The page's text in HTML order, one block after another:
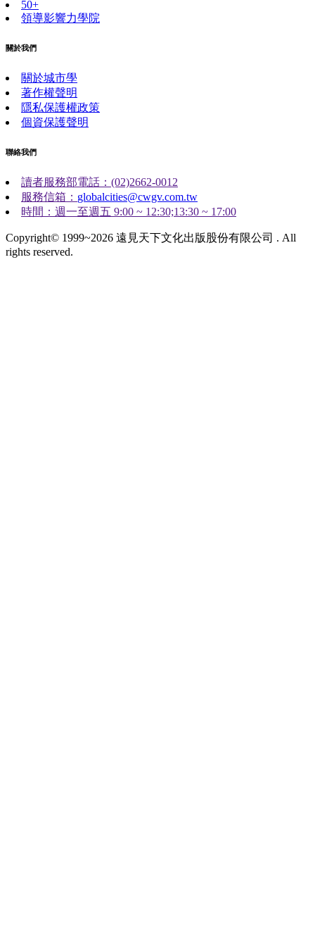
50+
領導影響力學院
關於我們
關於城市學
著作權聲明
隱私保護權政策
個資保護聲明
聯絡我們
讀者服務部電話：(02)2662-0012
服務信箱： globalcities@cwgv.com.tw
時間：週一至週五 9:00 ~ 12:30;13:30 ~ 17:00
Copyright© 1999~2026 遠見天下文化出版股份有限公司 . All
rights reserved.